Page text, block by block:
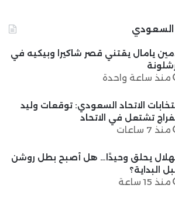
السعودي
يامال يقتني قصر شاكيرا وبيكيه في
منذ ساعة واحدة
الاتحاد السعودي: توقعات وليد
تشتعل في الاتحاد
منذ 7 ساعات
يحلق وحيدًا… هل أصبح بطل روشن
البداية؟
منذ 15 ساعة